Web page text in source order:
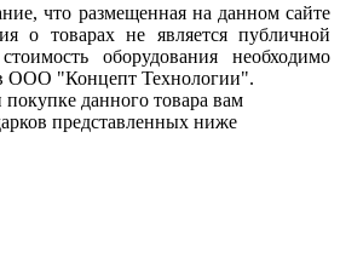
что размещенная на данном сайте
о товарах не является публичной
оборудования необходимо
ООО "Концепт Технологии".
данного товара вам
представленных ниже